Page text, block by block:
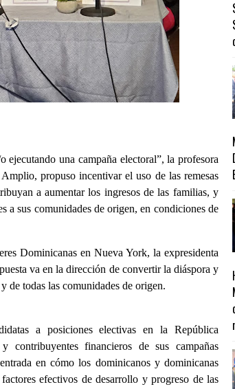
una campaña electoral”, la profesora
propuso incentivar el uso de las remesas
a aumentar los ingresos de las familias, y
a sus comunidades de origen, en condiciones de
Dominicanas en Nueva York, la expresidenta
va en la dirección de convertir la diáspora y
y de todas las comunidades de origen.
a posiciones electivas en la República
contribuyentes financieros de sus campañas
en cómo los dominicanos y dominicanas
efectivos de desarrollo y progreso de las